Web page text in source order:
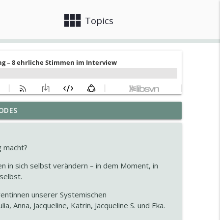
view_module Topics
Coaching als Zweitkarriere – Neustart
info_outline
Coaches. Interview mit Benjamin Lambeck info_outline
macht?
in sich selbst verändern – in dem Moment, in
unserer Systemischen
Anna, Jacqueline, Katrin, Jacqueline S. und Eka.